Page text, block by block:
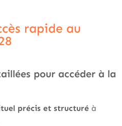
rapide au
pour accéder à la
précis et structuré à